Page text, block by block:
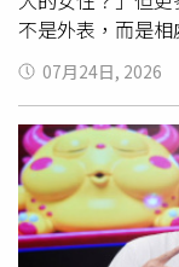
不是外表，而是
Dcard一則貼文，
歲，不僅擁有高學歷
可說是條件相當
近。然而，最近
是，外遇對象竟
配年長7歲，無論
言，自己可以理
令他想不通的是
07月24日, 2026